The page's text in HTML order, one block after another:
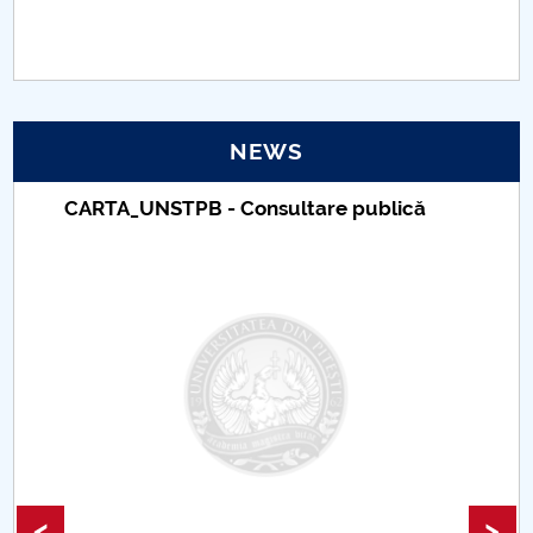
Personal data protection
IOSUD/CSUD – PhD studies
Comisie de etica unversitară
Accesibilitate pentru studenții cu dizabilități
NEWS
CARTA_UNSTPB - Consultare publică